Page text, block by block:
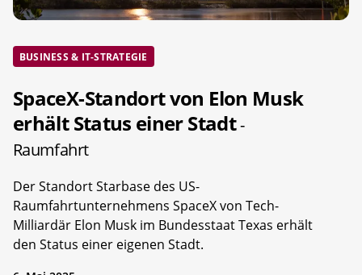
BUSINESS & IT-STRATEGIE
SpaceX-Standort von Elon Musk
erhält Status einer Stadt-
Raumfahrt
Der Standort Starbase des US-
Raumfahrtunternehmens SpaceX von Tech-
Milliardär Elon Musk im Bundesstaat Texas erhält
den Status einer eigenen Stadt.